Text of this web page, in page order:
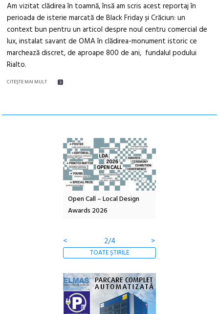
Am vizitat clădirea în toamnă, însă am scris acest reportaj în
perioada de isterie marcată de Black Friday și Crăciun: un
context bun pentru un articol despre noul centru comercial de
lux, instalat savant de OMA în clădirea-monument istoric ce
marchează discret, de aproape 800 de ani, fundalul podului
Rialto.
CITEŞTE MAI MULT
Open Call – Local Design
Awards 2026
<
2/4 >
TOATE ȘTIRILE